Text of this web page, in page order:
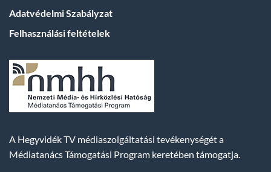
Adatvédelmi Szabályzat
Felhasználási feltételek
A Hegyvidék TV médiaszolgáltatási tevékenységét a
Médiatanács Támogatási Program keretében támogatja.